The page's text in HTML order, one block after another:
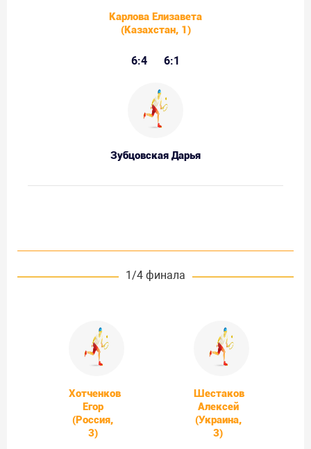
Карлова Елизавета
(Казахстан, 1)
6:4 6:1
Зубцовская Дарья
1/4 финала
Хотченков
Егор
(Россия,
3)
Шестаков
Алексей
(Украина,
3)